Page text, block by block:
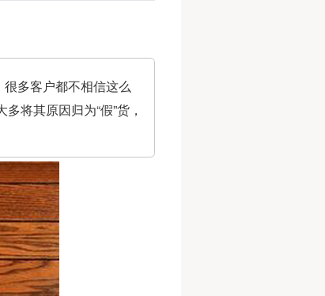
多客户都不相信这么
将其原因归为“假”货，